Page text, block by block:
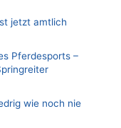
jetzt amtlich
Pferdesports –
wie noch nie